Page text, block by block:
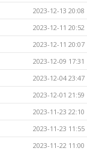
2023-12-13 20:08
2023-12-11 20:52
2023-12-11 20:07
2023-12-09 17:31
2023-12-04 23:47
2023-12-01 21:59
2023-11-23 22:10
2023-11-23 11:55
2023-11-22 11:00